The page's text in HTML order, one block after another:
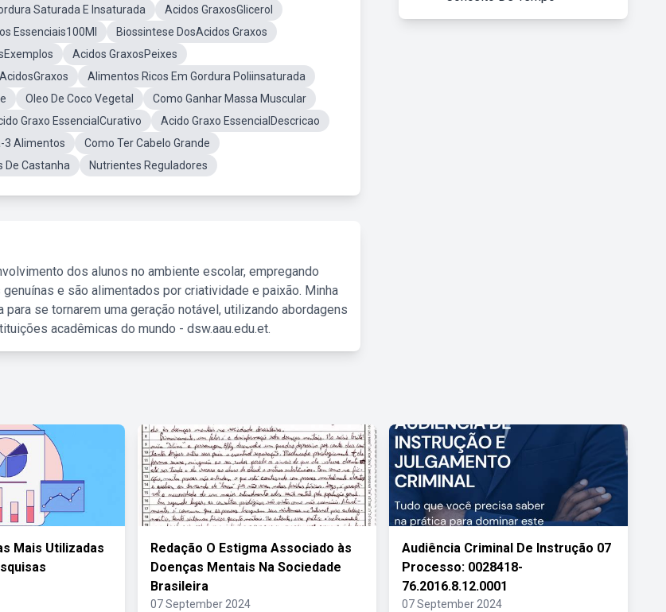
Saturada E Insaturada
Acidos GraxosGlicerol
Essenciais100Ml
Biossintese DosAcidos Graxos
Acidos GraxosPeixes
Alimentos Ricos Em Gordura Poliinsaturada
Oleo De Coco Vegetal
Como Ganhar Massa Muscular
Graxo EssencialCurativo
Acido Graxo EssencialDescricao
3 Alimentos
Como Ter Cabelo Grande
De Castanha Nutrientes Reguladores
dos alunos no ambiente escolar, empregando
e são alimentados por criatividade e paixão. Minha
se tornarem uma geração notável, utilizando abordagens
acadêmicas do mundo - dsw.aau.edu.et.
Mais Utilizadas
Redação O Estigma Associado às
Doenças Mentais Na Sociedade
Brasileira
07 September 2024
Audiência Criminal De Instrução 07
Processo: 0028418-
76.2016.8.12.0001
07 September 2024